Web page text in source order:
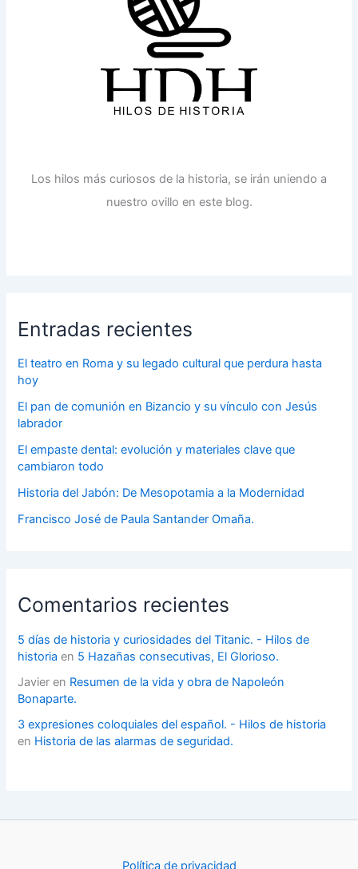
Los hilos más curiosos de la historia, se irán uniendo a
nuestro ovillo en este blog.
Entradas recientes
El teatro en Roma y su legado cultural que perdura hasta
hoy
El pan de comunión en Bizancio y su vínculo con Jesús
labrador
El empaste dental: evolución y materiales clave que
cambiaron todo
Historia del Jabón: De Mesopotamia a la Modernidad
Francisco José de Paula Santander Omaña.
Comentarios recientes
5 días de historia y curiosidades del Titanic. - Hilos de
historia en 5 Hazañas consecutivas, El Glorioso.
Javier en Resumen de la vida y obra de Napoleón
Bonaparte.
3 expresiones coloquiales del español. - Hilos de historia
en Historia de las alarmas de seguridad.
Política de privacidad